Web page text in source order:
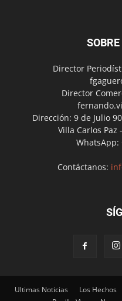
Director
Director
Dirección: 9 de Julio
Villa Carlos
WhatsApp:
Contáctanos:
Ultimas Noticias Los Hechos